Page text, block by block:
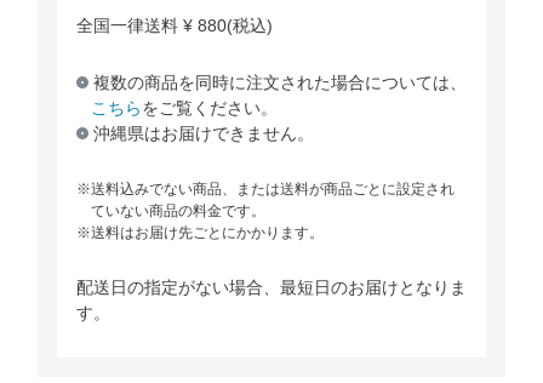
全国一律送料 ¥ 880(税込)
複数の商品を同時に注文された場合については、
こちらをご覧ください。
沖縄県はお届けできません。
送料込みでない商品、または送料が商品ごとに設定され
ていない商品の料金です。
送料はお届け先ごとにかかります。
配送日の指定がない場合、最短日のお届けとなりま
す。